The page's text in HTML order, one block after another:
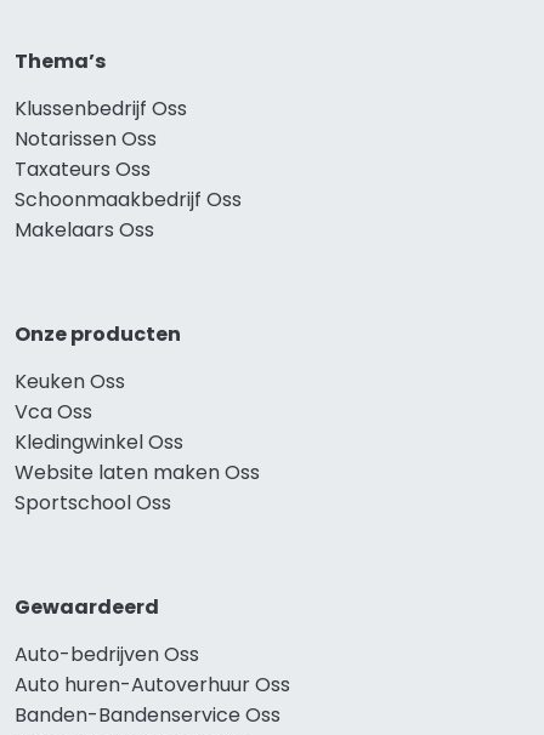
Thema’s
Klussenbedrijf Oss
Notarissen Oss
Taxateurs Oss
Schoonmaakbedrijf Oss
Makelaars Oss
Onze producten
Keuken Oss
Vca Oss
Kledingwinkel Oss
Website laten maken Oss
Sportschool Oss
Gewaardeerd
Auto-bedrijven Oss
Auto huren-Autoverhuur Oss
Banden-Bandenservice Oss